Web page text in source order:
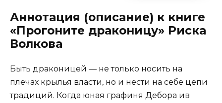
Аннотация (описание) к книге
«Прогоните драконицу» Риска
Волкова
Быть драконицей — не только носить на
плечах крылья власти, но и нести на себе цепи
традиций. Когда юная графиня Дебора ив